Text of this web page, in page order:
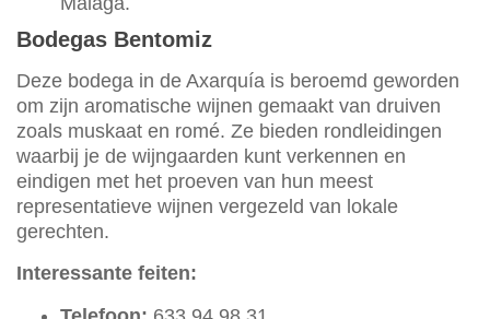
Bodegas Bentomiz
Deze bodega in de Axarquía is beroemd geworden
om zijn aromatische wijnen gemaakt van druiven
zoals muskaat en romé. Ze bieden rondleidingen
waarbij je de wijngaarden kunt verkennen en
eindigen met het proeven van hun meest
representatieve wijnen vergezeld van lokale
gerechten.
Interessante feiten: